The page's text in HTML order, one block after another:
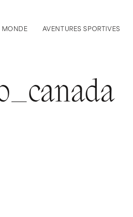
MONDE AVENTURES SPORTIVES